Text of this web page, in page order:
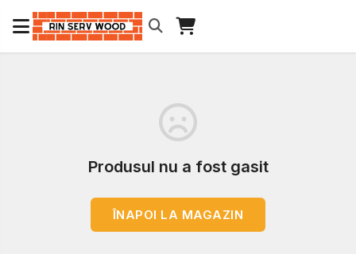
Produsul nu a fost gasit
ÎNAPOI LA MAGAZIN